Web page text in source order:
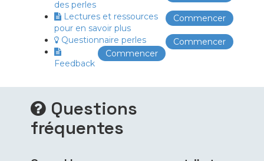
des perles
Commencer
Lectures et ressources
pour en savoir plus
Commencer
Questionnaire perles
Commencer
Feedback
Questions
fréquentes